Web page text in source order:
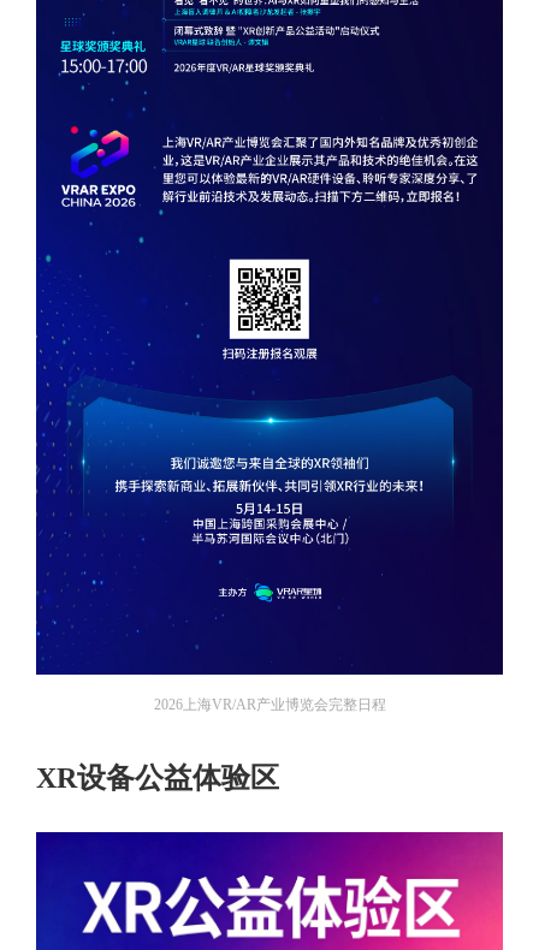
2026上海VR/AR产业博览会完整日程
XR设备公益体验区